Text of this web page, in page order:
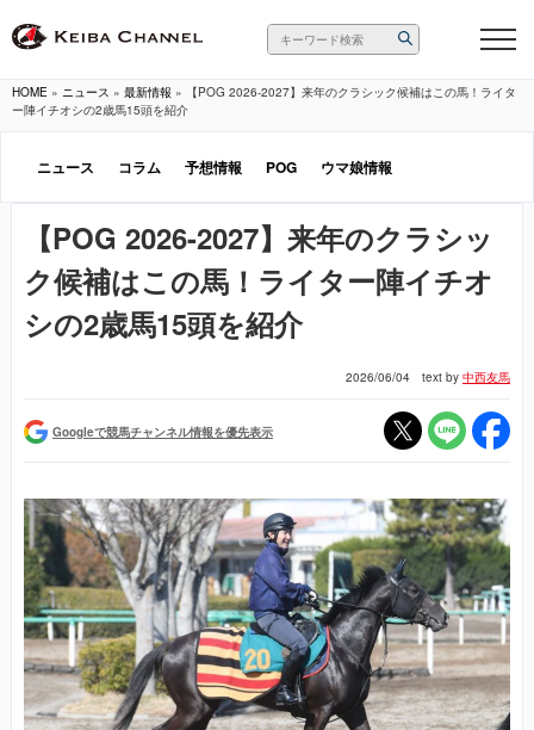
HOME » ニュース » 最新情報 » 【POG 2026-2027】来年のクラシック候補はこの馬！ライタ
ー陣イチオシの2歳馬15頭を紹介
ニュース コラム 予想情報 POG ウマ娘情報
【POG 2026-2027】来年のクラシッ
ク候補はこの馬！ライター陣イチオ
シの2歳馬15頭を紹介
2026/06/04 text by中西友馬
Googleで競馬チャンネル情報を優先表示